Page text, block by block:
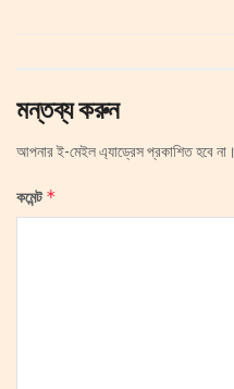
মন্তব্য করুন
আপনার ই-মেইল এ্যাড্রেস প্রকাশিত হবে না।
কমেন্ট*